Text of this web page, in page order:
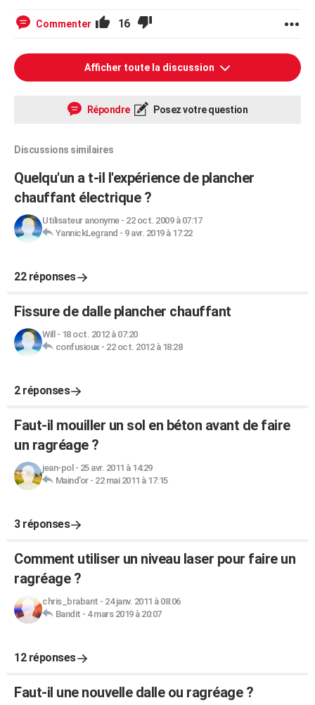
Commenter 16
Afficher toute la discussion
Répondre Posez votre question
Discussions similaires
Quelqu'un a t-il l'expérience de plancher
chauffant électrique ?
Utilisateur anonyme- 22 oct. 2009 à 07:17
YannickLegrand - 9 avr. 2019 à 17:22
22 réponses
Fissure de dalle plancher chauffant
Will - 18 oct. 2012 à 07:20
confusioux - 22 oct. 2012 à 18:28
2 réponses
Faut-il mouiller un sol en béton avant de faire
un ragréage ?
jean-pol - 25 avr. 2011 à 14:29
Maind'or- 22 mai 2011 à 17:15
3 réponses
Comment utiliser un niveau laser pour faire un
ragréage ?
chris_brabant - 24 janv. 2011 à 08:06
Bandit - 4 mars 2019 à 20:07
12 réponses
Faut-il une nouvelle dalle ou ragréage ?